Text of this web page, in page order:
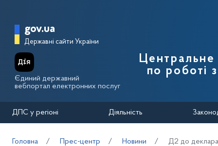
Головна сторінка Державної
gov.ua
Державні сайти України
Єдиний державний
вебпортал електронних послуг
Центральне
по роботі
ДПС у регіоні Діяльність
Головна Прес-центр Новини Д2 до